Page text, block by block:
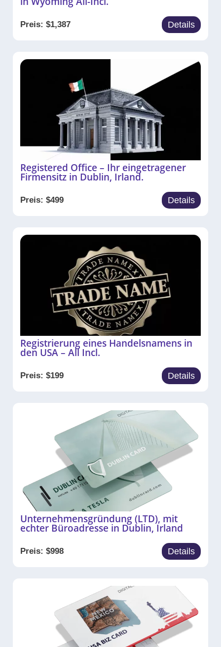
Preis: $1,387 Details
Registered Office – Ihr eingetragener
Firmensitz in Dublin, Irland.
Preis: $499 Details
Registrierung eines Handelsnamens in
den USA – All Incl.
Preis: $199 Details
Unternehmensgründung (LTD), mit
echter Büroadresse in Dublin, Irland
Preis: $998 Details